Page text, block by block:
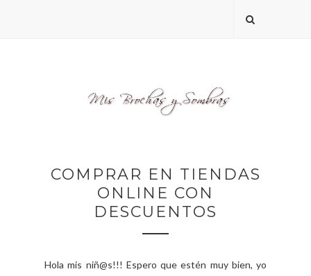
COMPRAR EN TIENDAS
ONLINE CON
DESCUENTOS
Hola mis niñ@s!!! Espero que estén muy bien, yo